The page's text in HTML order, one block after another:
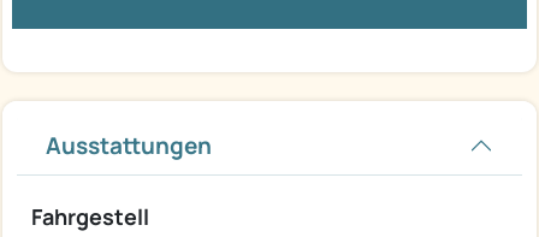
Ausstattungen
Fahrgestell